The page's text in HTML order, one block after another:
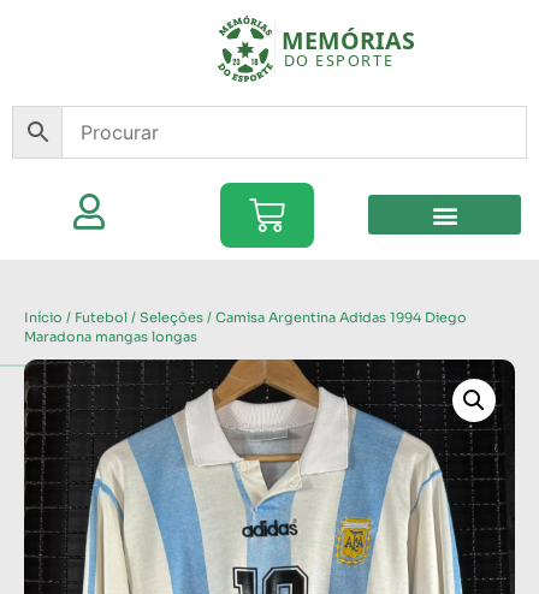
Início / Futebol / Seleções / Camisa Argentina Adidas 1994 Diego
Maradona mangas longas